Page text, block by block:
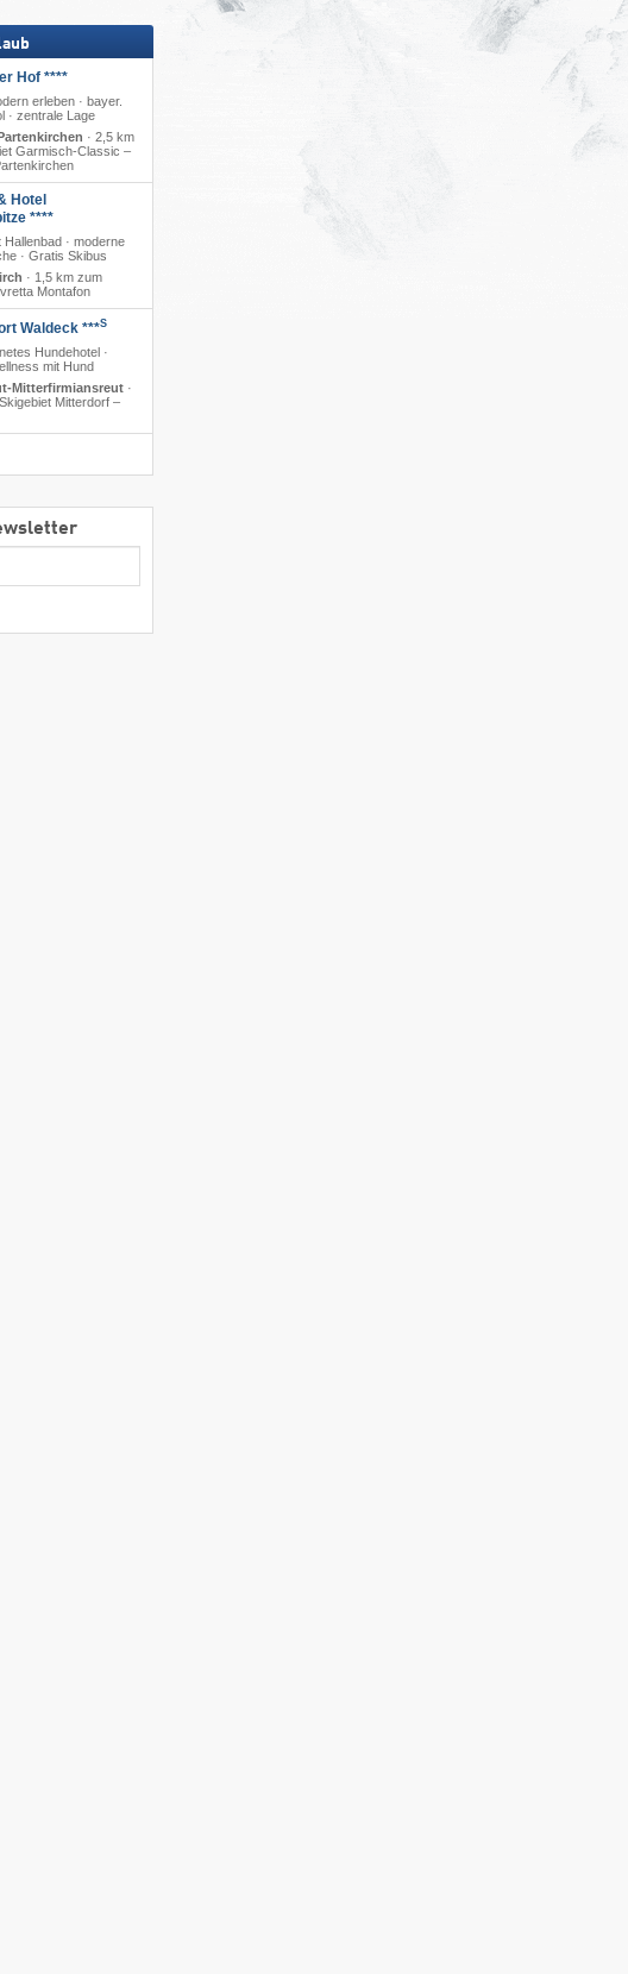
Hof ****
erleben · bayer.
· zentrale Lage
· 2,5 km
Garmisch-Classic –
Hotel
****
Hallenbad · moderne
· Gratis Skibus
· 1,5 km zum
Montafon
Waldeck ***S
Hundehotel ·
mit Hund
Mitterfirmiansreut·
Mitterdorf –